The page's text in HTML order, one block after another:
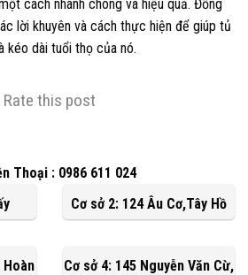
cách nhanh chóng và hiệu quả. Đồng
lời khuyên và cách thực hiện để giúp tủ
kéo dài tuổi thọ của nó.
Rate this post
Thoại : 0986 611 024
Cơ sở 2: 124 Âu Cơ,Tây Hồ
Hoàn
Cơ sở 4: 145 Nguyễn Văn Cừ,